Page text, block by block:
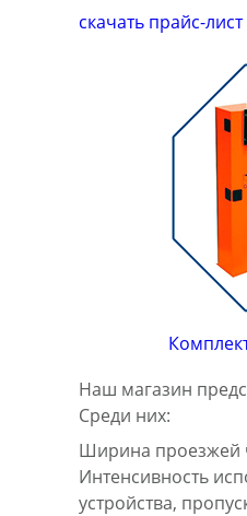
скачать прайс-лист
Наш магазин
Среди них:
Ширина проезжей
Интенсивность
устройства,